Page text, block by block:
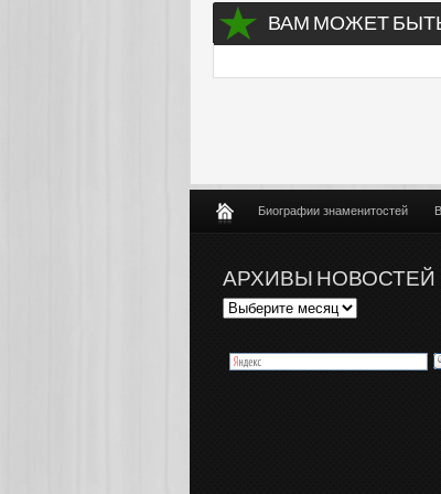
ВАМ МОЖЕТ
Биографии знаменитостей
АРХИВЫ НОВОСТЕЙ